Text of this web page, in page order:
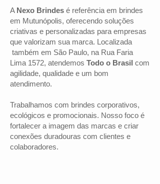
A Nexo Brindes é referência em brindes
em Mutunópolis, oferecendo soluções
criativas e personalizadas para empresas
que valorizam sua marca. Localizada
também em São Paulo, na Rua Faria
Lima 1572, atendemos Todo o Brasil com
agilidade, qualidade e um bom
atendimento.
Trabalhamos com brindes corporativos,
ecológicos e promocionais. Nosso foco é
fortalecer a imagem das marcas e criar
conexões duradouras com clientes e
colaboradores.